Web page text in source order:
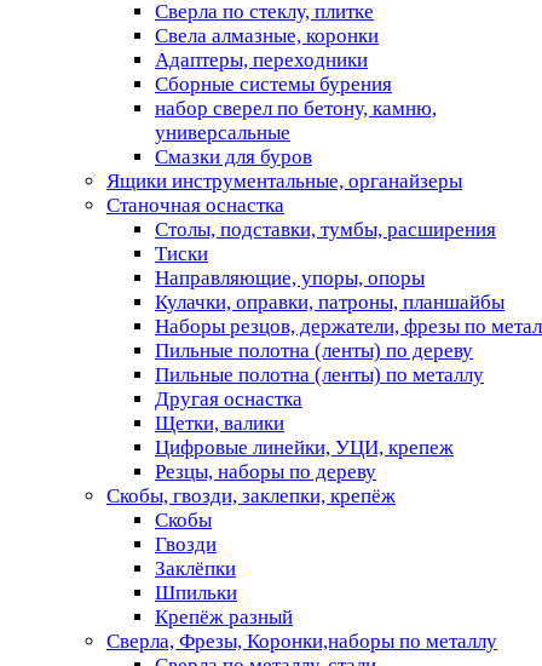
Сверла по стеклу, плитке
Свела алмазные, коронки
Адаптеры, переходники
Сборные системы бурения
набор сверел по бетону, камню,
универсальные
Смазки для буров
Ящики инструментальные, органайзеры
Станочная оснастка
Столы, подставки, тумбы, расширения
Тиски
Направляющие, упоры, опоры
Кулачки, оправки, патроны, планшайбы
Наборы резцов, держатели, фрезы по
Пильные полотна (ленты) по дереву
Пильные полотна (ленты) по металлу
Другая оснастка
Щетки, валики
Цифровые линейки, УЦИ, крепеж
Резцы, наборы по дереву
Скобы, гвозди, заклепки, крепёж
Скобы
Гвозди
Заклёпки
Шпильки
Крепёж разный
Сверла, Фрезы, Коронки,наборы по металлу